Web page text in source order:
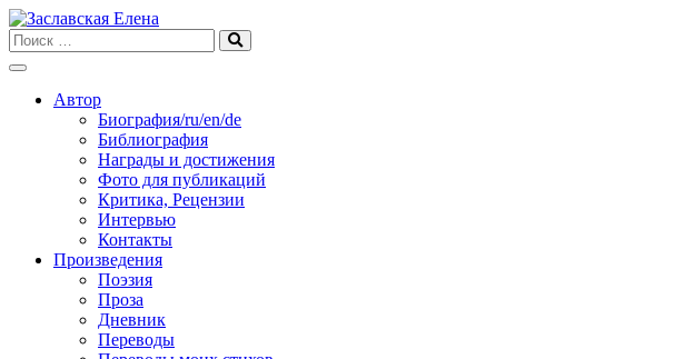
Skip
to
content
Автор
Биография/ru/en/de
Библиография
Награды и достижения
Фото для публикаций
Критика, Рецензии
Интервью
Контакты
Произведения
Поэзия
Проза
Дневник
Переводы